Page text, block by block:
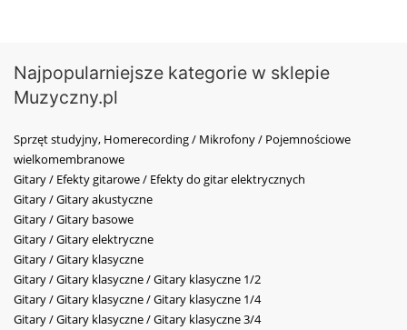
Najpopularniejsze kategorie w sklepie
Muzyczny.pl
Sprzęt studyjny, Homerecording / Mikrofony / Pojemnościowe
wielkomembranowe
Gitary / Efekty gitarowe / Efekty do gitar elektrycznych
Gitary / Gitary akustyczne
Gitary / Gitary basowe
Gitary / Gitary elektryczne
Gitary / Gitary klasyczne
Gitary / Gitary klasyczne / Gitary klasyczne 1/2
Gitary / Gitary klasyczne / Gitary klasyczne 1/4
Gitary / Gitary klasyczne / Gitary klasyczne 3/4